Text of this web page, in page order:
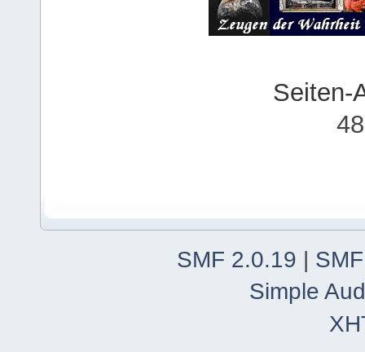
Seiten-
SMF 2.0.19
Simple